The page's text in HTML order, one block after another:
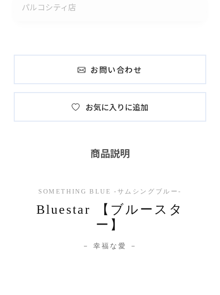
パルコシティ店
お問い合わせ
お気に入りに追加
商品説明
SOMETHING BLUE -サムシングブルー-
Bluestar 【ブルースタ
ー】
－ 幸福な愛 －